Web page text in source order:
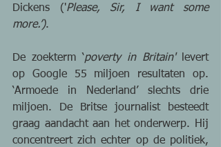
Dickens ('Please, Sir, I want some
more.’).
De zoekterm ‘poverty in Britain' levert
op Google 55 miljoen resultaten op.
‘Armoede in Nederland’ slechts drie
miljoen. De Britse journalist besteedt
graag aandacht aan het onderwerp. Hij
concentreert zich echter op de politiek,